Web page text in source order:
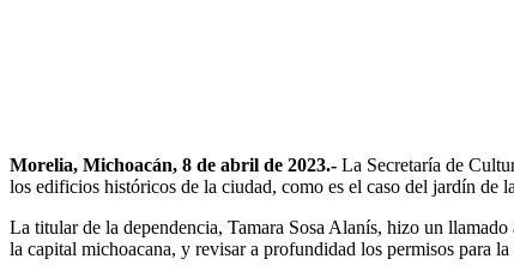
Morelia, Michoacán, 8 de abril de 2023.- La Secretaría de
los edificios históricos de la ciudad, como es el caso del jardín de
La titular de la dependencia, Tamara Sosa Alanís, hizo un
la capital michoacana, y revisar a profundidad los permisos para